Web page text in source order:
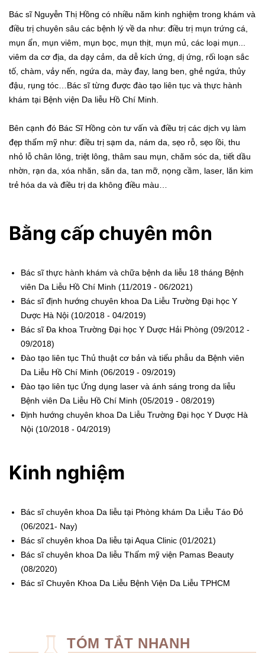
Bác sĩ Nguyễn Thị Hồng có nhiều năm kinh nghiệm trong khám và
điều trị chuyên sâu các bệnh lý về da như: điều trị mụn trứng cá,
mụn ẩn, mụn viêm, mụn bọc, mụn thịt, mụn mủ, các loại mụn...
viêm da cơ địa, da dạy cảm, da dễ kích ứng, dị ứng, rối loạn sắc
tố, chàm, vảy nến, ngứa da, mày đay, lang ben, ghẻ ngứa, thủy
đậu, rụng tóc…Bác sĩ từng được đào tạo liên tục và thực hành
khám tại Bệnh viện Da liễu Hồ Chí Minh.
Bên cạnh đó Bác Sĩ Hồng còn tư vấn và điều trị các dịch vụ làm
đẹp thẩm mỹ như: điều trị sạm da, nám da, sẹo rỗ, sẹo lồi, thu
nhỏ lỗ chân lông, triệt lông, thâm sau mụn, chăm sóc da, tiết dầu
nhờn, rạn da, xóa nhăn, săn da, tan mỡ, nọng cầm, laser, lăn kim
trẻ hóa da và điều trị da không điều màu…
Bằng cấp chuyên môn
Bác sĩ thực hành khám và chữa bệnh da liễu 18 tháng Bệnh
viên Da Liễu Hồ Chí Minh (11/2019 - 06/2021)
Bác sĩ định hướng chuyên khoa Da Liễu Trường Đại học Y
Dược Hà Nội (10/2018 - 04/2019)
Bác sĩ Đa khoa Trường Đại học Y Dược Hải Phòng (09/2012 -
09/2018)
Đào tạo liên tục Thủ thuật cơ bản và tiểu phẫu da Bệnh viên
Da Liễu Hồ Chí Minh (06/2019 - 09/2019)
Đào tạo liên tục Ứng dụng laser và ánh sáng trong da liễu
Bệnh viên Da Liễu Hồ Chí Minh (05/2019 - 08/2019)
Định hướng chuyên khoa Da Liễu Trường Đại học Y Dược Hà
Nội (10/2018 - 04/2019)
Kinh nghiệm
Bác sĩ chuyên khoa Da liễu tại Phòng khám Da Liễu Táo Đỏ
(06/2021- Nay)
Bác sĩ chuyên khoa Da liễu tại Aqua Clinic (01/2021)
Bác sĩ chuyên khoa Da liễu Thẩm mỹ viện Pamas Beauty
(08/2020)
Bác sĩ Chuyên Khoa Da Liễu Bệnh Viện Da Liễu TPHCM
TÓM TẮT NHANH